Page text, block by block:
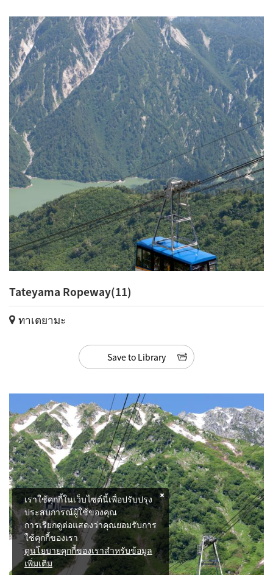
Tateyama Ropeway(11)
ทาเตยามะ
Save to Library
เราใช้คุกกี้ในเว็บไซต์นี้เพื่อปรับปรุง
ประสบการณ์ผู้ใช้ของคุณ
การเรียกดูต่อแสดงว่าคุณยอมรับการ
ใช้คุกกี้ของเรา
ดูนโยบายคุกกี้ของเราสำหรับข้อมูล
เพิ่มเติม